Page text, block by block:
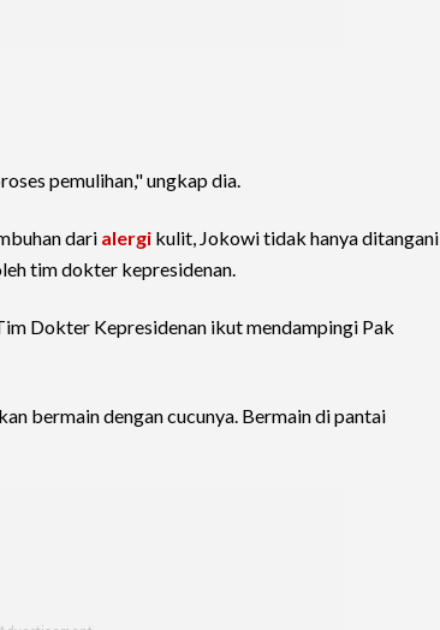
pemulihan," ungkap dia.
dari alergi kulit, Jokowi tidak hanya ditangani
tim dokter kepresidenan.
Dokter Kepresidenan ikut mendampingi Pak
bermain dengan cucunya. Bermain di pantai